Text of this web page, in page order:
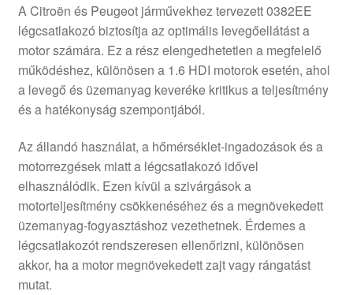
A Citroën és Peugeot járművekhez tervezett 0382EE
légcsatlakozó biztosítja az optimális levegőellátást a
motor számára. Ez a rész elengedhetetlen a megfelelő
működéshez, különösen a 1.6 HDI motorok esetén, ahol
a levegő és üzemanyag keveréke kritikus a teljesítmény
és a hatékonyság szempontjából.
Az állandó használat, a hőmérséklet-ingadozások és a
motorrezgések miatt a légcsatlakozó idővel
elhasználódik. Ezen kívül a szivárgások a
motorteljesítmény csökkenéséhez és a megnövekedett
üzemanyag-fogyasztáshoz vezethetnek. Érdemes a
légcsatlakozót rendszeresen ellenőrizni, különösen
akkor, ha a motor megnövekedett zajt vagy rángatást
mutat.